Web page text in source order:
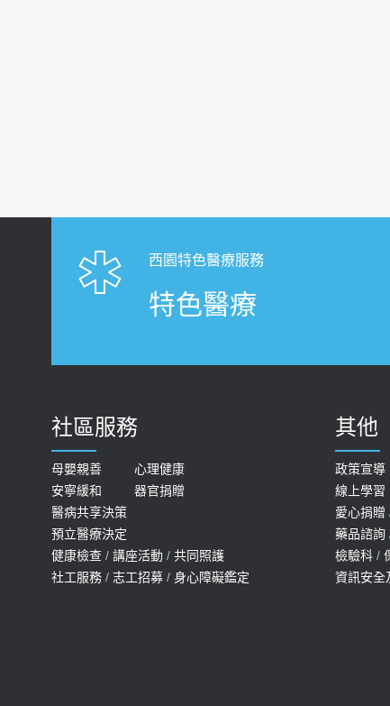
西園特色醫療服務
特色醫療
社區服務
母嬰親善
心理健康
安寧緩和
器官捐贈
醫病共享決策
預立醫療決定
健康檢查 / 講座活動 / 共同照護
社工服務 / 志工招募 / 身心障礙鑑定
其他
政策宣導
線上學習
愛心捐贈
藥品諮詢
檢驗科 /
資訊安全